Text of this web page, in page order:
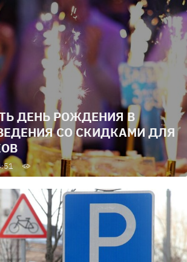
ДЕНЬ РОЖДЕНИЯ В
СО СКИДКАМИ ДЛЯ